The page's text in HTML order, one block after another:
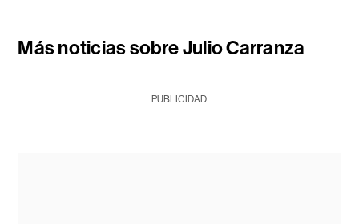
Más noticias sobre Julio Carranza
PUBLICIDAD